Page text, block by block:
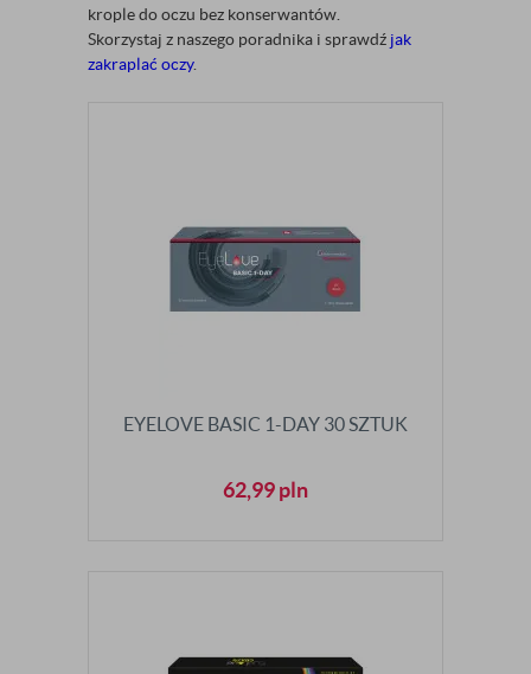
krople do oczu bez konserwantów.
Skorzystaj z naszego poradnika i sprawdź jak
zakraplać oczy.
EYELOVE BASIC 1-DAY 30 SZTUK
62,99pln